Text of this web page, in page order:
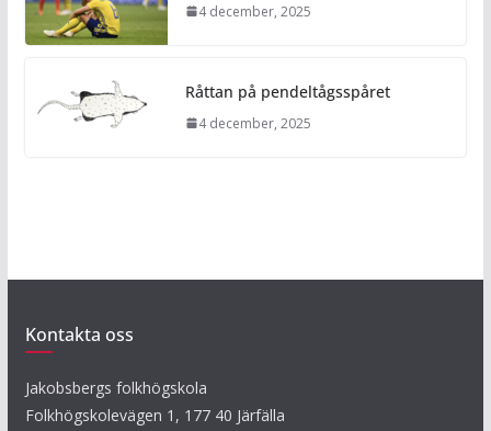
4 december, 2025
Råttan på pendeltågsspåret
4 december, 2025
Kontakta oss
Jakobsbergs folkhögskola
Folkhögskolevägen 1, 177 40 Järfälla